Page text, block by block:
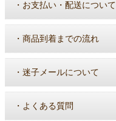
・ お支払い・配送について
・ 商品到着までの流れ
・ 迷子メールについて
・ よくある質問